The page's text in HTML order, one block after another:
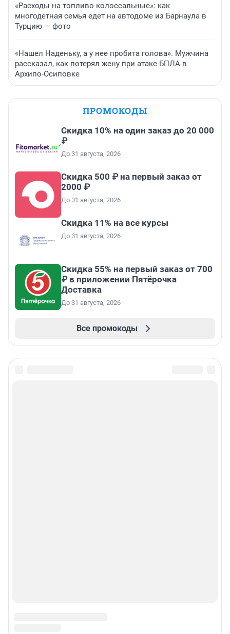
«Расходы на топливо колоссальные»: как
многодетная семья едет на автодоме из Барнаула в
Турцию — фото
«Нашел Наденьку, а у нее пробита голова». Мужчина
рассказал, как потерял жену при атаке БПЛА в
Архипо-Осиповке
ПРОМОКОДЫ
Скидка 10% на один заказ до 20 000
₽
До 31 августа, 2026
Скидка 500 ₽ на первый заказ от
2000 ₽
До 31 августа, 2026
Скидка 11% на все курсы
До 31 августа, 2026
Скидка 55% на первый заказ от 700
₽ в приложении Пятёрочка
Доставка
До 31 августа, 2026
Все промокоды